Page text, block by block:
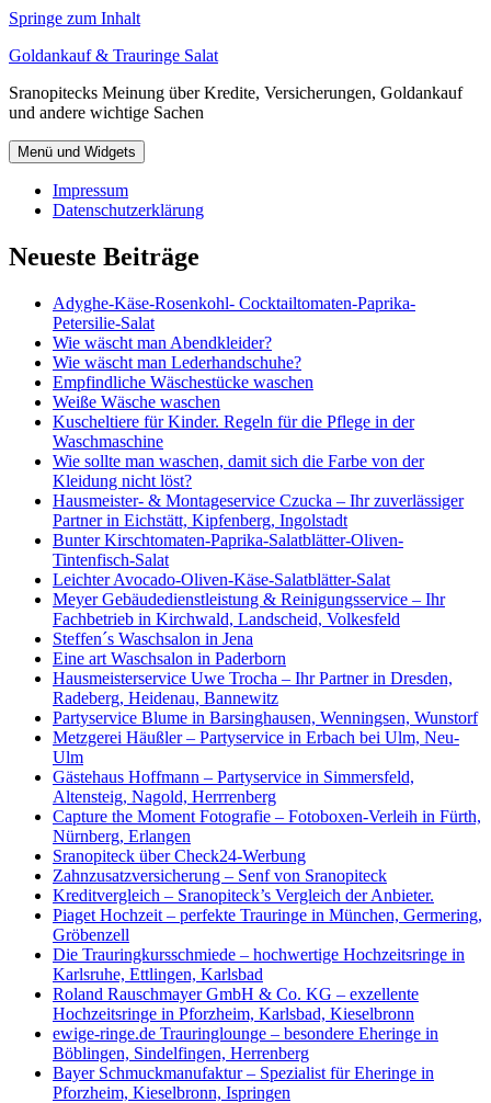
Springe zum Inhalt
Goldankauf & Trauringe Salat
Sranopitecks Meinung über Kredite, Versicherungen, Goldankauf
und andere wichtige Sachen
Menü und Widgets
Impressum
Datenschutzerklärung
Neueste Beiträge
Adyghe-Käse-Rosenkohl- Cocktailtomaten-Paprika-
Petersilie-Salat
Wie wäscht man Abendkleider?
Wie wäscht man Lederhandschuhe?
Empfindliche Wäschestücke waschen
Weiße Wäsche waschen
Kuscheltiere für Kinder. Regeln für die Pflege in der
Waschmaschine
Wie sollte man waschen, damit sich die Farbe von der
Kleidung nicht löst?
Hausmeister- & Montageservice Czucka – Ihr zuverlässiger
Partner in Eichstätt, Kipfenberg, Ingolstadt
Bunter Kirschtomaten-Paprika-Salatblätter-Oliven-
Tintenfisch-Salat
Leichter Avocado-Oliven-Käse-Salatblätter-Salat
Meyer Gebäudedienstleistung & Reinigungsservice – Ihr
Fachbetrieb in Kirchwald, Landscheid, Volkesfeld
Steffen´s Waschsalon in Jena
Eine art Waschsalon in Paderborn
Hausmeisterservice Uwe Trocha – Ihr Partner in Dresden,
Radeberg, Heidenau, Bannewitz
Partyservice Blume in Barsinghausen, Wenningsen, Wunstorf
Metzgerei Häußler – Partyservice in Erbach bei Ulm, Neu-
Ulm
Gästehaus Hoffmann – Partyservice in Simmersfeld,
Altensteig, Nagold, Herrrenberg
Capture the Moment Fotografie – Fotoboxen-Verleih in Fürth,
Nürnberg, Erlangen
Sranopiteck über Check24-Werbung
Zahnzusatzversicherung – Senf von Sranopiteck
Kreditvergleich – Sranopiteck’s Vergleich der Anbieter.
Piaget Hochzeit – perfekte Trauringe in München, Germering,
Gröbenzell
Die Trauringkursschmiede – hochwertige Hochzeitsringe in
Karlsruhe, Ettlingen, Karlsbad
Roland Rauschmayer GmbH & Co. KG – exzellente
Hochzeitsringe in Pforzheim, Karlsbad, Kieselbronn
ewige-ringe.de Trauringlounge – besondere Eheringe in
Böblingen, Sindelfingen, Herrenberg
Bayer Schmuckmanufaktur – Spezialist für Eheringe in
Pforzheim, Kieselbronn, Ispringen